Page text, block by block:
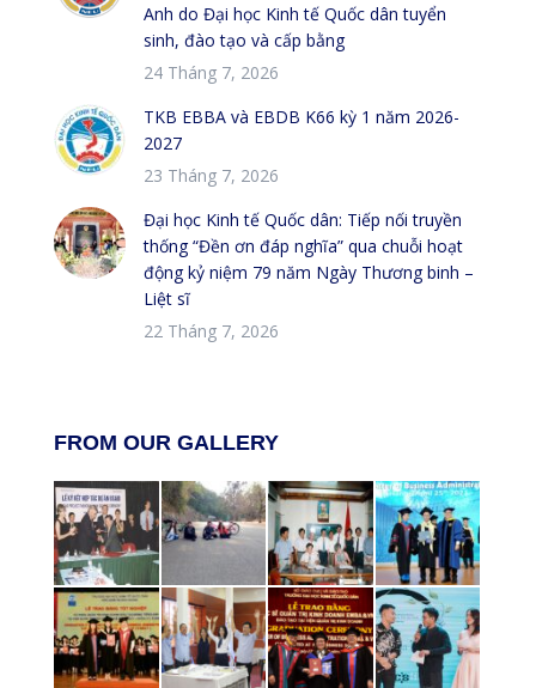
Anh do Đại học Kinh tế Quốc dân tuyển
sinh, đào tạo và cấp bằng
24 Tháng 7, 2026
TKB EBBA và EBDB K66 kỳ 1 năm 2026-
2027
23 Tháng 7, 2026
Đại học Kinh tế Quốc dân: Tiếp nối truyền
thống “Đền ơn đáp nghĩa” qua chuỗi hoạt
động kỷ niệm 79 năm Ngày Thương binh –
Liệt sĩ
22 Tháng 7, 2026
FROM OUR GALLERY